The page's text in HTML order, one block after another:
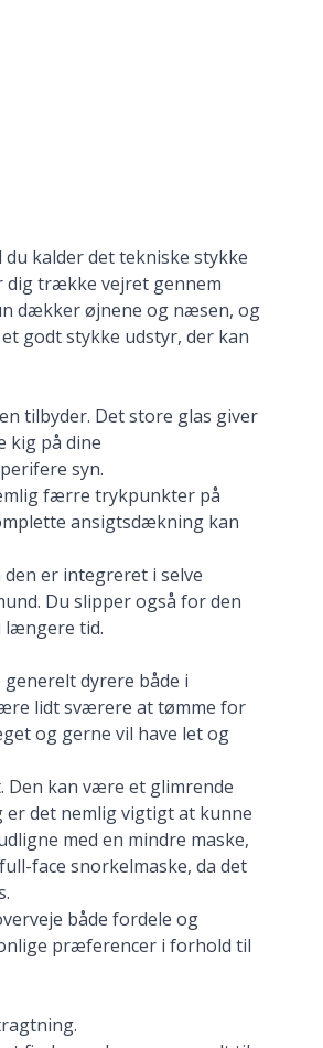
kalder det tekniske stykke
dig trække vejret gennem
dækker øjnene og næsen, og
godt stykke udstyr, der kan
tilbyder. Det store glas giver
kig på dine
syn.
færre trykpunkter på
ansigtsdækning kan
er integreret i selve
Du slipper også for den
længere tid.
dyrere både i
lidt sværere at tømme for
og gerne vil have let og
Den kan være et glimrende
er det nemlig vigtigt at kunne
med en mindre maske,
face snorkelmaske, da det
både fordele og
præferencer i forhold til